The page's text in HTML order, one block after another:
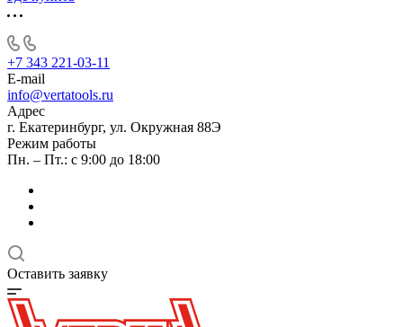
+7 343 221-03-11
E-mail
info@vertatools.ru
Адрес
г. Екатеринбург, ул. Окружная 88Э
Режим работы
Пн. – Пт.: с 9:00 до 18:00
Оставить заявку